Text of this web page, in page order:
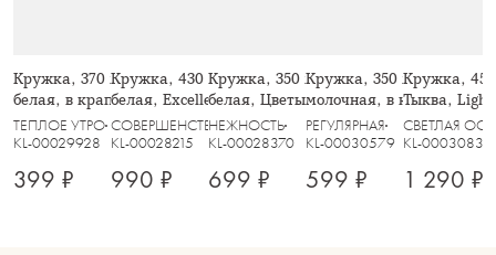
Кружка, 370 мл, 2 шт, керамика,
белая, в крапинку, Scanno
ТЕПЛОЕ УТРО
KL-00029928
399 ₽
Кружка, 430 мл, 2 шт, фарфор F,
белая, Excellence
СОВЕРШЕНСТВО
KL-00028215
990 ₽
Кружка, 350 мл, 2 шт, фарфор P,
белая, Цветы и листья, Florance
НЕЖНОСТЬ
KL-00028370
699 ₽
Кружка, 350 мл, 2 шт,
молочная, в крапинку,
РЕГУЛЯРНАЯ
KL-00030579
599 ₽
Кружка,
Тыква,
СВЕТЛАЯ
KL-00030833
1 290 ₽